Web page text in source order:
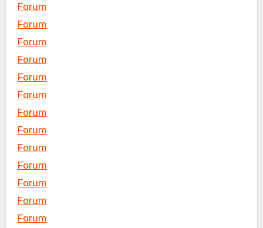
Forum
Forum
Forum
Forum
Forum
Forum
Forum
Forum
Forum
Forum
Forum
Forum
Forum